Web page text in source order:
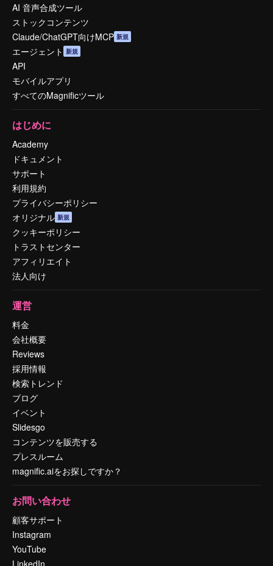
AI 音声合成ツール
ストックコンテンツ
Claude/ChatGPT向けMCP 新規
エージェント 新規
API
モバイルアプリ
すべてのMagnificツール
はじめに
Academy
ドキュメント
サポート
利用規約
プライバシーポリシー
オリジナル 新規
クッキーポリシー
トラストセンター
アフィリエイト
法人向け
運営
料金
会社概要
Reviews
採用情報
検索トレンド
ブログ
イベント
Slidesgo
コンテンツを販売する
プレスルーム
magnific.aiをお探しですか？
お問い合わせ
顧客サポート
Instagram
YouTube
LinkedIn